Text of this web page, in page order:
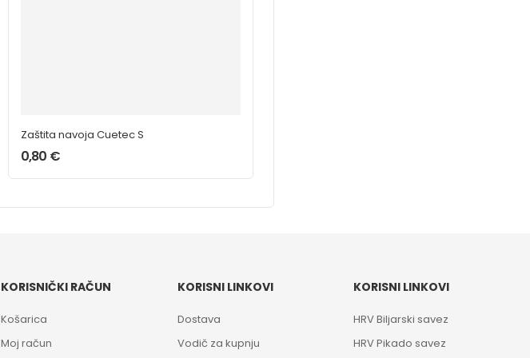
Zaštita navoja Cuetec S
0,80 €
KORISNIČKI RAČUN
Košarica
Moj račun
KORISNI LINKOVI
Dostava
Vodič za kupnju
KORISNI LINKOVI
HRV Biljarski savez
HRV Pikado savez